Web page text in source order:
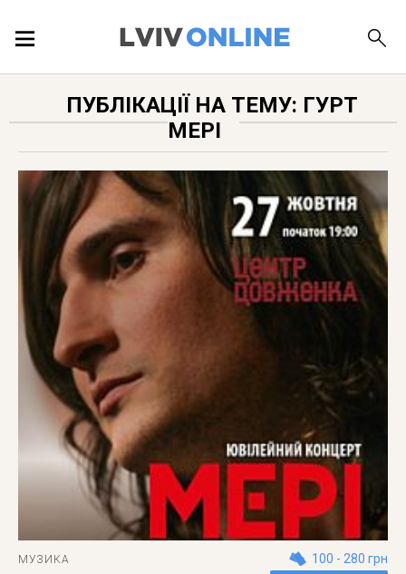
ПУБЛІКАЦІЇ
ДОВІДКА
ПУБЛІКАЦІЇ НА ТЕМУ: ГУРТ
МЕРІ
МУЗИКА 100 - 280 грн